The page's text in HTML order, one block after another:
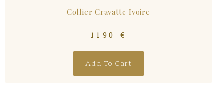
Collier Cravatte Ivoire
1190 €
Add To Cart